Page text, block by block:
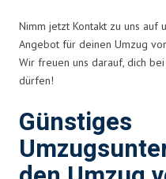
Nimm jetzt Kontakt zu uns auf
Angebot für deinen Umzug
Wir freuen uns darauf, dich
dürfen!
Günstiges